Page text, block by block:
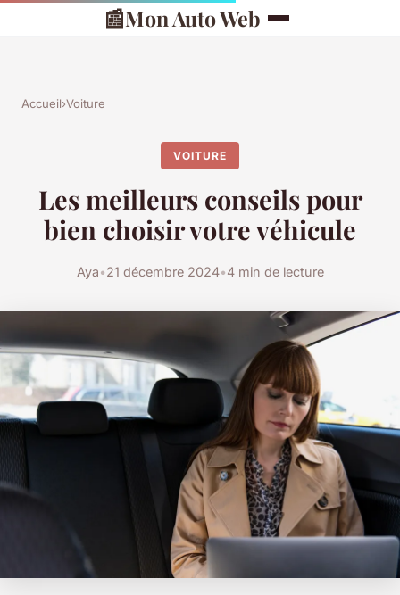
📰Mon Auto Web
Accueil›Voiture
VOITURE
Les meilleurs conseils pour
bien choisir votre véhicule
Aya•21 décembre 2024•4 min de lecture